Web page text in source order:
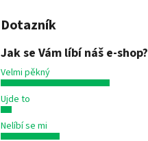
Dotazník
Jak se Vám líbí náš e-shop?
Velmi pěkný
Ujde to
Nelíbí se mi